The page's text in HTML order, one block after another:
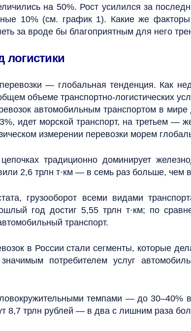
на 50%. Рост усилился за
10% (см. график 1). Какие же факторы
за вроде бы благоприятным для него
— глобальная тенденция. Как
объеме транспортно-логистических
автомобильным транспортом в
идет морской транспорт, на третьем —
измерении перевозки морем
традиционно доминирует
2,6 трлн т⋅км — в семь раз больше, чем
грузооборот всеми видами
год достиг 5,55 трлн т⋅км; по
транспорт.
в России стали сегменты, которые
потребителем услуг
темпами — до 30–40%
8,7 трлн рублей — в два с лишним раза